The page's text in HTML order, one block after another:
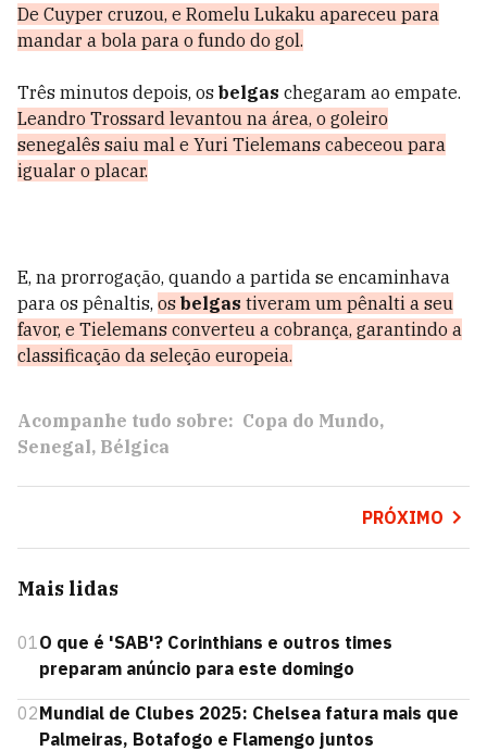
De Cuyper cruzou, e Romelu Lukaku apareceu para
mandar a bola para o fundo do gol.
Três minutos depois, os belgas chegaram ao empate.
Leandro Trossard levantou na área, o goleiro
senegalês saiu mal e Yuri Tielemans cabeceou para
igualar o placar.
E, na prorrogação, quando a partida se encaminhava
para os pênaltis, os belgas tiveram um pênalti a seu
favor, e Tielemans converteu a cobrança, garantindo a
classificação da seleção europeia.
Acompanhe tudo sobre: Copa do Mundo
Senegal Bélgica
PRÓXIMO
Mais lidas
01O que é 'SAB'? Corinthians e outros times
preparam anúncio para este domingo
02Mundial de Clubes 2025: Chelsea fatura mais que
Palmeiras, Botafogo e Flamengo juntos